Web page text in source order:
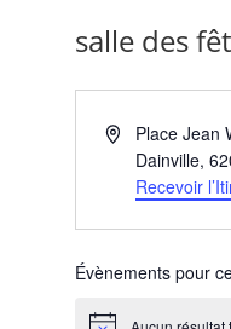
salle des
AdressePlace Jean
Dainville,
Recevoir
Évènements pour